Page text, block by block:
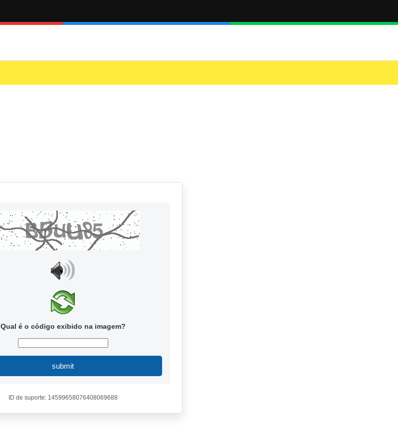
Qual é o código exibido na imagem?
submit
ID de suporte: 14599658076408069688